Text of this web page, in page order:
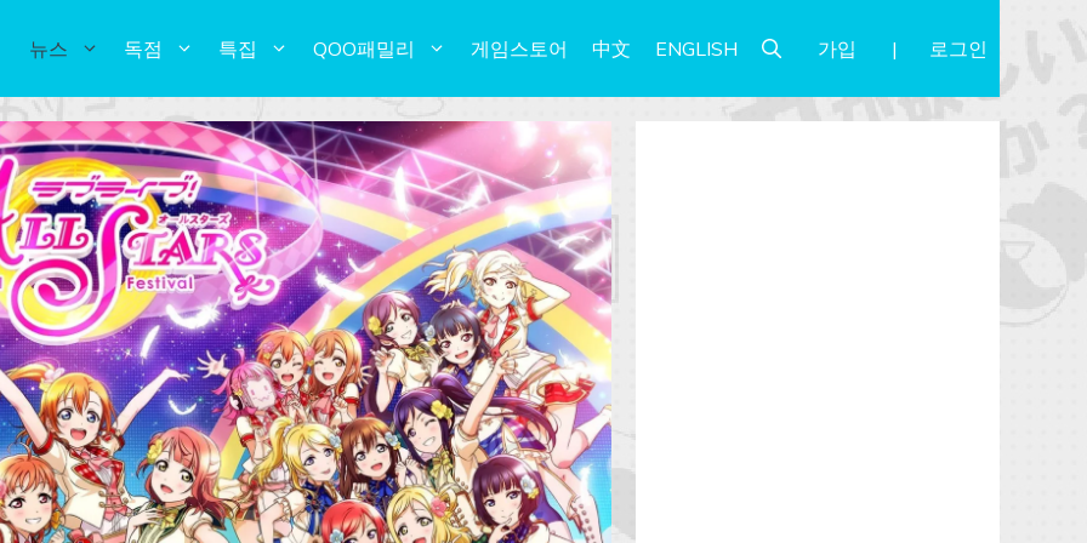
뉴스 독점 특집 QOO패밀리 게임스토어 中文 ENGLISH 가입 로그인